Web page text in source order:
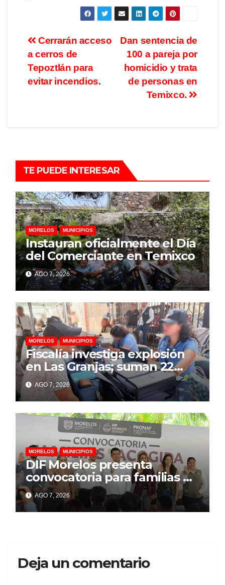
Dan sentencia de
100 a pareja por
homicidio y trata
de personas en
Temixco.
Cerrarán acceso
a cerros de
Tepoztlán para
evitar incendios.
TE PUEDE INTERESAR
MORELOS MUNICIPIOS
Instauran oficialmente el Día
del Comerciante en Temixco
AGO 7, 2026
MORELOS MUNICIPIOS
Fiscalía investiga explosión
en Las Granjas; suman 22
personas lesionadas y 12
denuncias por daños
AGO 7, 2026
MORELOS MUNICIPIOS
DIF Morelos presenta
convocatoria para familias de
acogida
AGO 7, 2026
Deja un comentario